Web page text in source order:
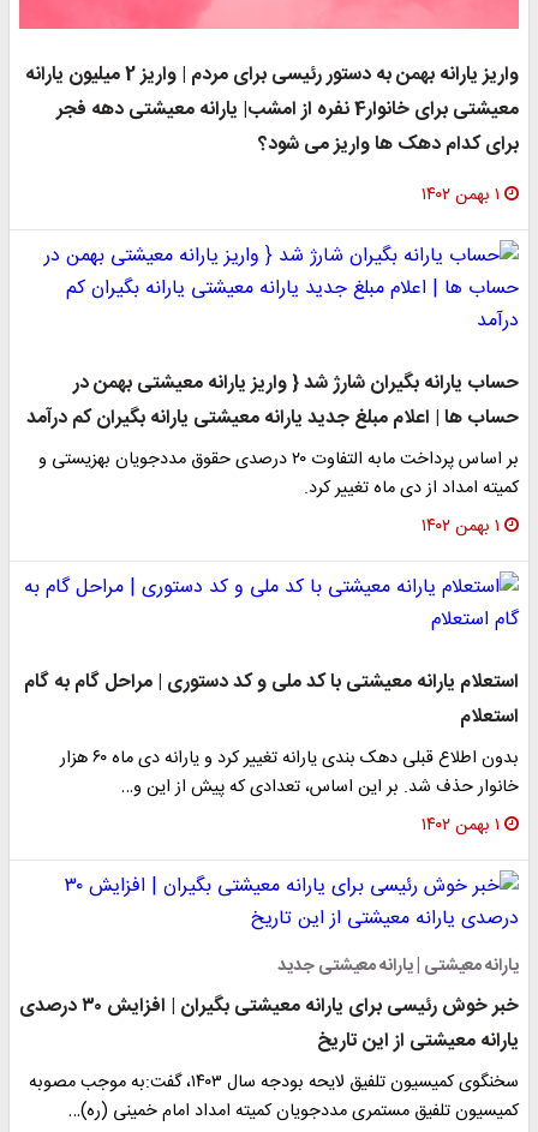
واریز یارانه بهمن به دستور رئیسی برای مردم | واریز 2 میلیون یارانه
معیشتی برای خانوار4 نفره از امشب| یارانه معیشتی دهه فجر
برای کدام دهک ها واریز می شود؟
۱ بهمن ۱۴۰۲
حساب یارانه بگیران شارژ شد { واریز یارانه معیشتی بهمن در
حساب ها | اعلام مبلغ جدید یارانه معیشتی یارانه بگیران کم درآمد
بر اساس پرداخت مابه التفاوت ۲۰ درصدی حقوق مددجویان بهزیستی و
کمیته امداد از دی ماه تغییر کرد.
۱ بهمن ۱۴۰۲
استعلام یارانه معیشتی با کد ملی و کد دستوری | مراحل گام به گام
استعلام
بدون اطلاع قبلی دهک بندی یارانه تغییر کرد و یارانه دی ماه ۶۰ هزار
خانوار حذف شد. بر این اساس، تعدادی که پیش از این و…
۱ بهمن ۱۴۰۲
یارانه معیشتی | یارانه معیشتی جدید
خبر خوش رئیسی برای یارانه معیشتی بگیران | افزایش ۳۰ درصدی
یارانه معیشتی از این تاریخ
سخنگوی کمیسیون تلفیق لایحه بودجه سال ۱۴۰۳، گفت:به موجب مصوبه
کمیسیون تلفیق مستمری مددجویان کمیته امداد امام خمینی (ره)…